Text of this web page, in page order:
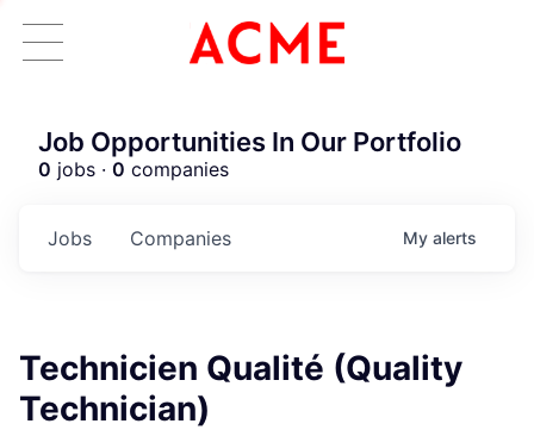
Job Opportunities In Our Portfolio
0 jobs · 0 companies
Jobs Companies My alerts
Technicien Qualité (Quality
Technician)